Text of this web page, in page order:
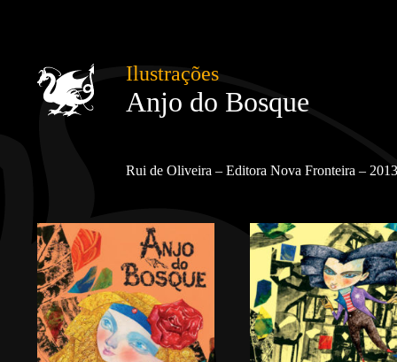
Ilustrações
Anjo do Bosque
Rui de Oliveira – Editora Nova Fronteira –